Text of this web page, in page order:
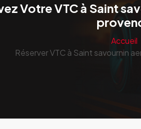
Votre VTC à Saint
Accueil
Réserver VTC à Saint savournin